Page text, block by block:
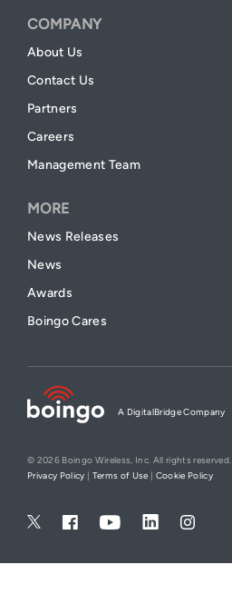
COMPANY
About Us
Contact Us
Partners
Careers
Management Team
MORE
News Releases
News
Awards
Boingo Cares
A DigitalBridge Company
© 2026 Boingo Wireless, Inc. All rights reserved.
Privacy Policy | Terms of Use | Cookie Policy